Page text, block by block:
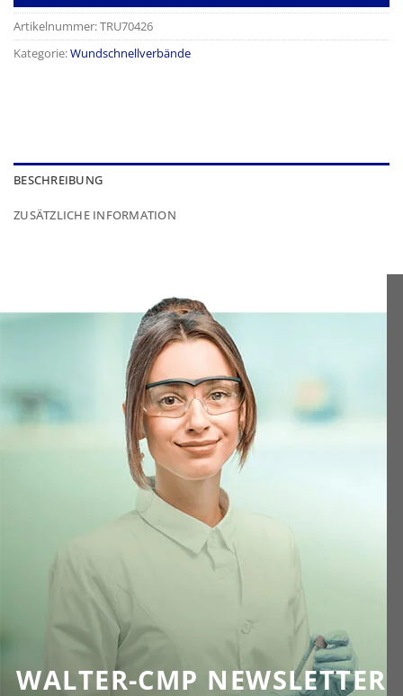
Artikelnummer:TRU70426
Kategorie:Wundschnellverbände
BESCHREIBUNG
ZUSÄTZLICHE INFORMATION
WALTER-CMP NEWSLETTER